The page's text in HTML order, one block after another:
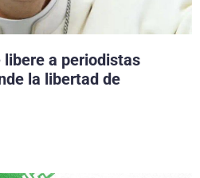
libere a periodistas
la libertad de